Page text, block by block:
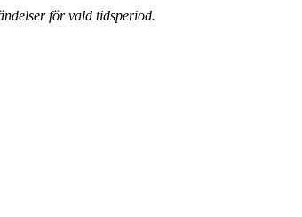
för vald tidsperiod.